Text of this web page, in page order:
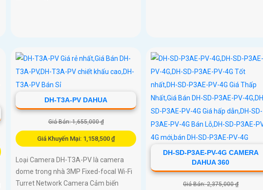
DH-T3A-PV DAHUA
Giá Bán: 1,655,000 ₫
Giá Khuyến Mại: 1,158,500 ₫
Loại Camera DH-T3A-PV là camera
dome trong nhà 3MP Fixed-focal Wi-Fi
Turret Network Camera Cảm biến
DH-SD-P3AE-PV-4G CAMERA
DAHUA 360
Giá Bán: 2,375,000 ₫